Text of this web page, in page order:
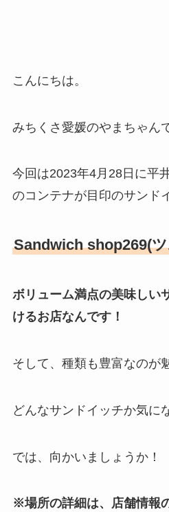
こんにちは。
みちくさ愛媛のやまちゃん
今回は2023年4月28日に平
のコンテナが目印のサンド
Sandwich shop269(
ボリューム満点の美味しい
けるお店なんです！
そして、種類も豊富なのが
どんなサンドイッチか気に
では、向かいましょうか！
※場所の詳細は、店舗情報